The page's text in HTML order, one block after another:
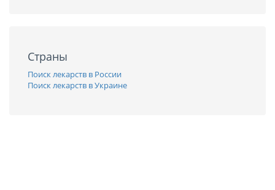
Страны
Поиск лекарств в России
Поиск лекарств в Украине